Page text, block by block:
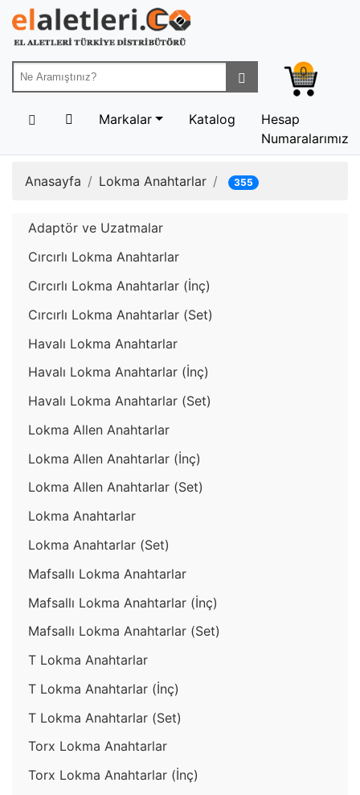
0
Markalar Katalog
Hesap
Numaralarımız
Anasayfa Lokma Anahtarlar 355
Adaptör ve Uzatmalar
Cırcırlı Lokma Anahtarlar
Cırcırlı Lokma Anahtarlar (İnç)
Cırcırlı Lokma Anahtarlar (Set)
Havalı Lokma Anahtarlar
Havalı Lokma Anahtarlar (İnç)
Havalı Lokma Anahtarlar (Set)
Lokma Allen Anahtarlar
Lokma Allen Anahtarlar (İnç)
Lokma Allen Anahtarlar (Set)
Lokma Anahtarlar
Lokma Anahtarlar (Set)
Mafsallı Lokma Anahtarlar
Mafsallı Lokma Anahtarlar (İnç)
Mafsallı Lokma Anahtarlar (Set)
T Lokma Anahtarlar
T Lokma Anahtarlar (İnç)
T Lokma Anahtarlar (Set)
Torx Lokma Anahtarlar
Torx Lokma Anahtarlar (İnç)